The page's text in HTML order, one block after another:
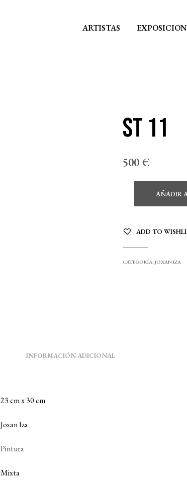
ARTISTAS
ST 11
500€
AÑADIR
ADD TO
CATEGORÍA:JOXAN IZA
INFORMACIÓN ADICIONAL
23 cm x 30 cm
Joxan Iza
Pintura
Mixta